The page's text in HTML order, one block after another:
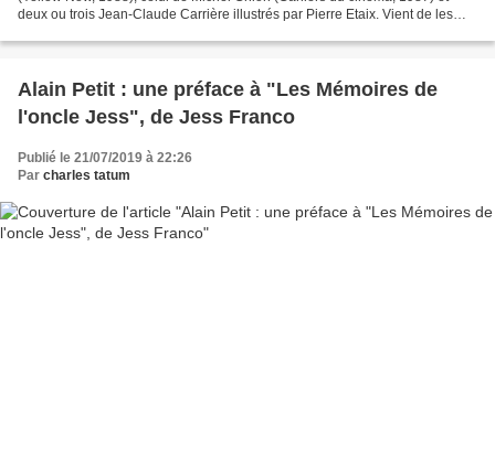
deux ou trois Jean-Claude Carrière illustrés par Pierre Etaix. Vient de les
Alain Petit : une préface à "Les Mémoires de
l'oncle Jess", de Jess Franco
Publié le 21/07/2019 à 22:26
Par charles tatum